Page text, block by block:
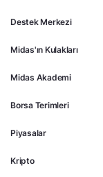
Destek Merkezi
Midas'ın Kulakları
Midas Akademi
Borsa Terimleri
Piyasalar
Kripto